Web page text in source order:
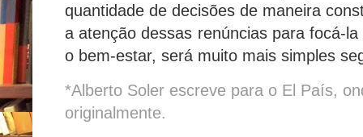
quantidade de decisões de maneira
a atenção dessas renúncias para focá-
o bem-estar, será muito mais simples
*Alberto Soler escreve para o El País,
originalmente.